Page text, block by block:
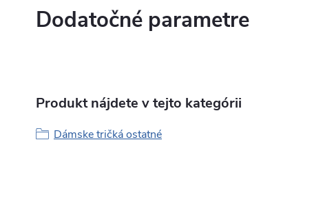
Dodatočné parametre
Produkt nájdete v tejto kategórii
Dámske tričká ostatné